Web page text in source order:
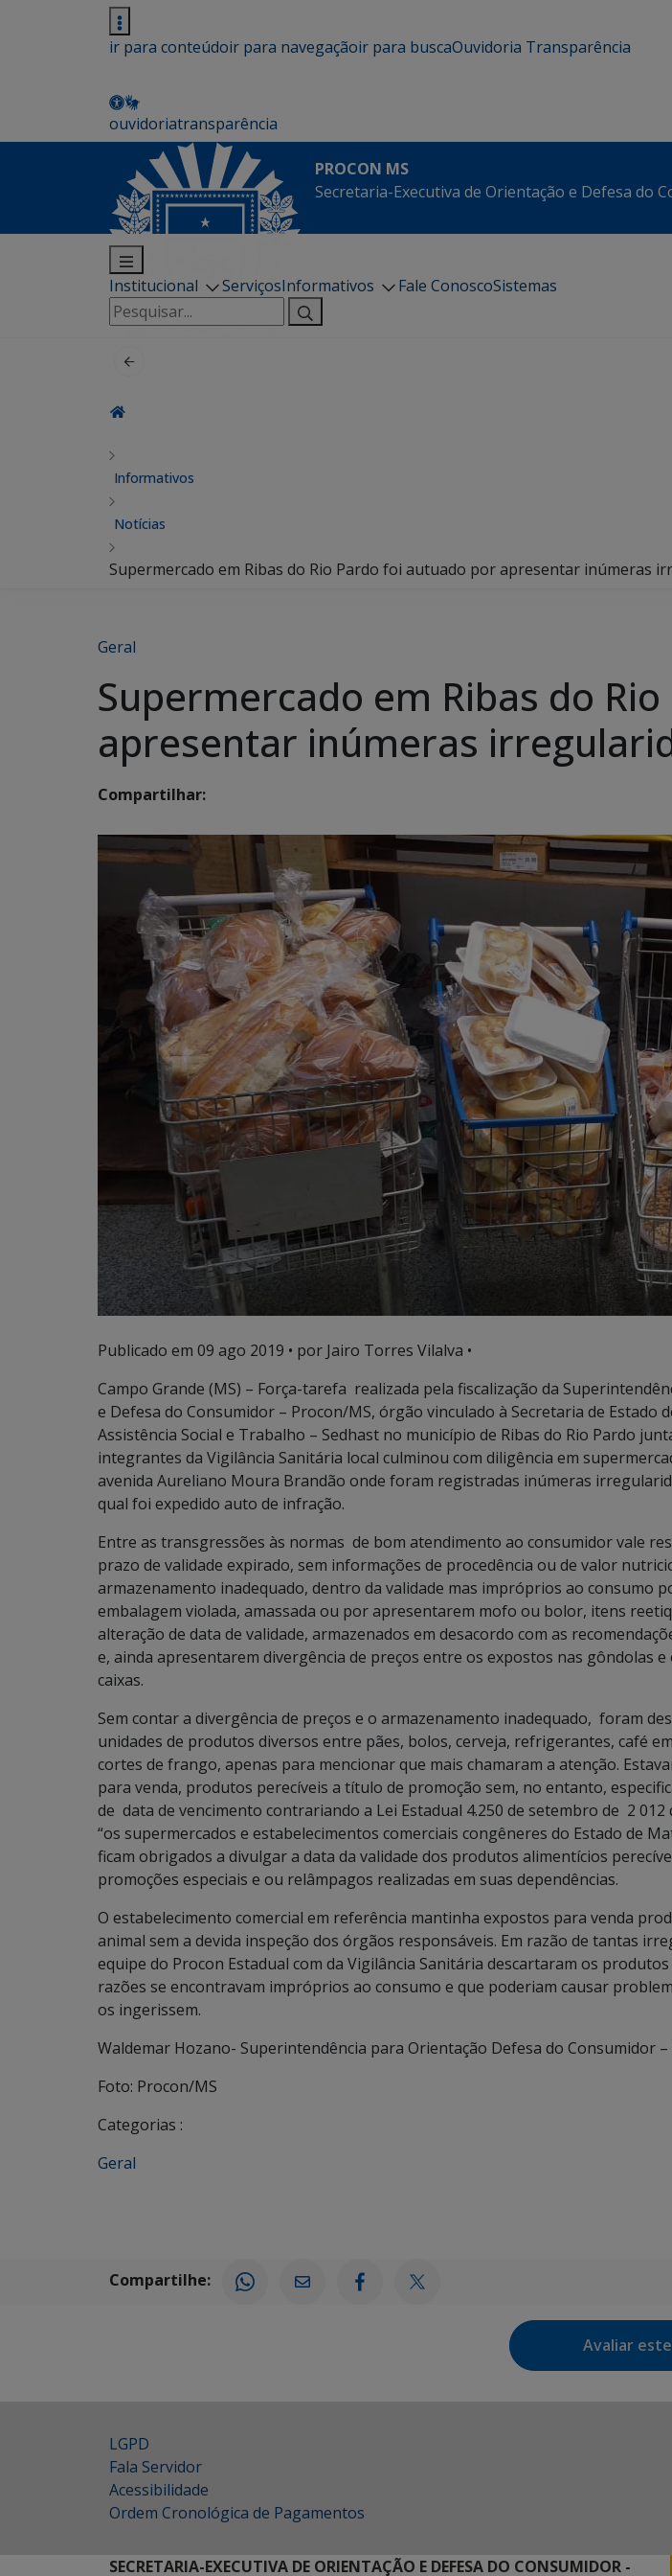
ir para conteúdoir para navegaçãoir para buscaOuvidoria Transparência
ouvidoriatransparência
PROCON MS
Secretaria-Executiva de Orientação e Defesa do
Institucional ServiçosInformativos Fale ConoscoSistemas
Pesquisar
por:
Informativos
Notícias
Supermercado em Ribas do Rio Pardo foi autuado por apresentar inúmeras
Geral
Supermercado em Ribas do
apresentar inúmeras
Compartilhar:
Publicado em 09 ago 2019 • por Jairo Torres Vilalva •
Campo Grande (MS) – Força-tarefa realizada pela fiscalização da
e Defesa do Consumidor – Procon/MS, órgão vinculado à Secretaria de Estado
Assistência Social e Trabalho – Sedhast no município de Ribas do Rio Pardo
integrantes da Vigilância Sanitária local culminou com diligência em
avenida Aureliano Moura Brandão onde foram registradas inúmeras
qual foi expedido auto de infração.
Entre as transgressões às normas de bom atendimento ao consumidor vale
prazo de validade expirado, sem informações de procedência ou de valor
armazenamento inadequado, dentro da validade mas impróprios ao consumo
embalagem violada, amassada ou por apresentarem mofo ou bolor, itens
alteração de data de validade, armazenados em desacordo com as
e, ainda apresentarem divergência de preços entre os expostos nas gôndolas e
caixas.
Sem contar a divergência de preços e o armazenamento inadequado, foram
unidades de produtos diversos entre pães, bolos, cerveja, refrigerantes, café
cortes de frango, apenas para mencionar que mais chamaram a atenção.
para venda, produtos perecíveis a título de promoção sem, no entanto,
de data de vencimento contrariando a Lei Estadual 4.250 de setembro de 2 012
“os supermercados e estabelecimentos comerciais congêneres do Estado de
ficam obrigados a divulgar a data da validade dos produtos alimentícios
promoções especiais e ou relâmpagos realizadas em suas dependências.
O estabelecimento comercial em referência mantinha expostos para venda
animal sem a devida inspeção dos órgãos responsáveis. Em razão de tantas
equipe do Procon Estadual com da Vigilância Sanitária descartaram os
razões se encontravam impróprios ao consumo e que poderiam causar
os ingerissem.
Waldemar Hozano- Superintendência para Orientação Defesa do Consumidor
Foto: Procon/MS
Categorias :
Geral
Compartilhe:
Avaliar
LGPD
Fala Servidor
Acessibilidade
Ordem Cronológica de Pagamentos
SECRETARIA-EXECUTIVA DE ORIENTAÇÃO E DEFESA DO CONSUMIDOR -